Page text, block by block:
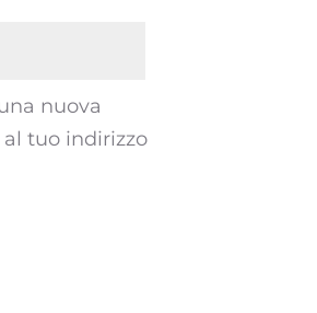
nuova
tuo indirizzo